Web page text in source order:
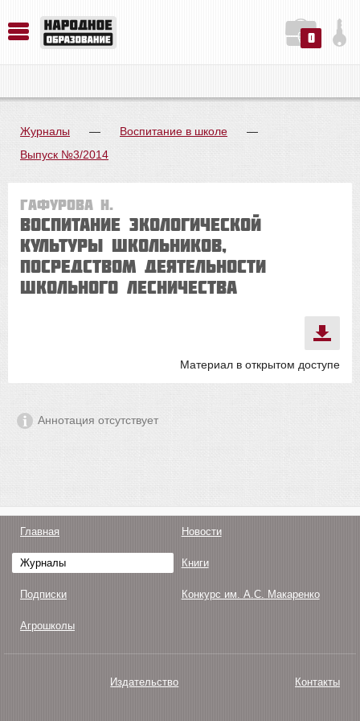
0
Журналы — Воспитание в школе
—
Выпуск №3/2014
Гафурова Н.
Воспитание экологической
культуры школьников,
посредством деятельности
школьного лесничества
Материал в открытом доступе
Аннотация отсутствует
Главная Новости
Журналы Книги
Подписки Конкурс им. А.С. Макаренко
Агрошколы
Издательство Контакты